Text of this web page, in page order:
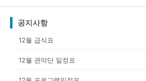
공지사항
12월 급식표
12월 관악단 일정표